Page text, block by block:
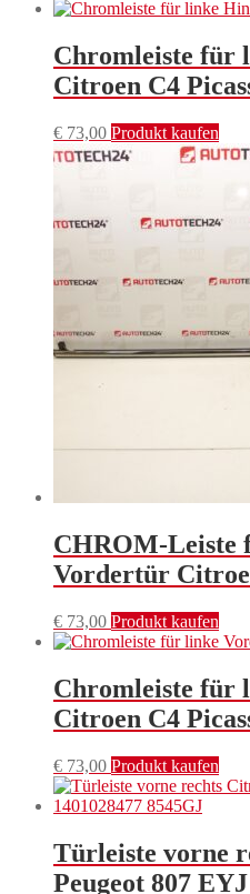
Chromleiste für
Citroen C4
€ 73,00 Produkt kaufen
CHROM-Leiste
Vordertür
€ 73,00 Produkt kaufen
Chromleiste für
Citroen C4
€ 73,00 Produkt kaufen
Türleiste vorne
Peugeot 807